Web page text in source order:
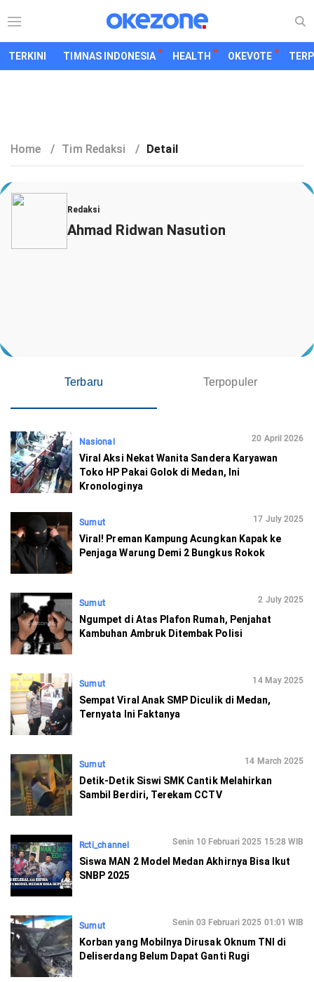
TERKINI TIMNAS INDONESIA HEALTH OKEVOTE
Home / Tim Redaksi / Detail
Redaksi
Ahmad Ridwan Nasution
Terbaru Terpopuler
Nasional 20 April 2026
Viral Aksi Nekat Wanita Sandera Karyawan
Toko HP Pakai Golok di Medan, Ini
Kronologinya
Sumut 17 July 2025
Viral! Preman Kampung Acungkan Kapak ke
Penjaga Warung Demi 2 Bungkus Rokok
Sumut 2 July 2025
Ngumpet di Atas Plafon Rumah, Penjahat
Kambuhan Ambruk Ditembak Polisi
Sumut 14 May 2025
Sempat Viral Anak SMP Diculik di Medan,
Ternyata Ini Faktanya
Sumut 14 March 2025
Detik-Detik Siswi SMK Cantik Melahirkan
Sambil Berdiri, Terekam CCTV
Rcti_channel Senin 10 Februari 2025 15:28 WIB
Siswa MAN 2 Model Medan Akhirnya Bisa Ikut
SNBP 2025
Sumut Senin 03 Februari 2025 01:01 WIB
Korban yang Mobilnya Dirusak Oknum TNI di
Deliserdang Belum Dapat Ganti Rugi